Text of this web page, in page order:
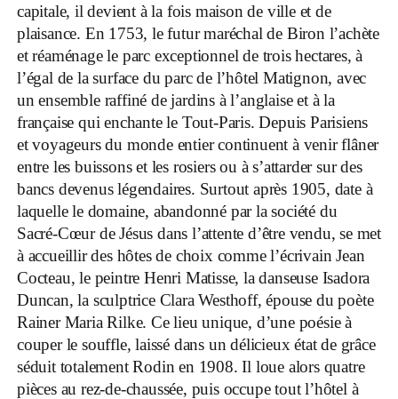
capitale, il devient à la fois maison de ville et de
plaisance. En 1753, le futur maréchal de Biron l’achète
et réaménage le parc exceptionnel de trois hectares, à
l’égal de la surface du parc de l’hôtel Matignon, avec
un ensemble raffiné de jardins à l’anglaise et à la
française qui enchante le Tout-Paris. Depuis Parisiens
et voyageurs du monde entier continuent à venir flâner
entre les buissons et les rosiers ou à s’attarder sur des
bancs devenus légendaires. Surtout après 1905, date à
laquelle le domaine, abandonné par la société du
Sacré-Cœur de Jésus dans l’attente d’être vendu, se met
à accueillir des hôtes de choix comme l’écrivain Jean
Cocteau, le peintre Henri Matisse, la danseuse Isadora
Duncan, la sculptrice Clara Westhoff, épouse du poète
Rainer Maria Rilke. Ce lieu unique, d’une poésie à
couper le souffle, laissé dans un délicieux état de grâce
séduit totalement Rodin en 1908. Il loue alors quatre
pièces au rez-de-chaussée, puis occupe tout l’hôtel à